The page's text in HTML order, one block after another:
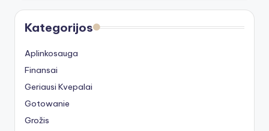
Kategorijos
Aplinkosauga
Finansai
Geriausi Kvepalai
Gotowanie
Grožis